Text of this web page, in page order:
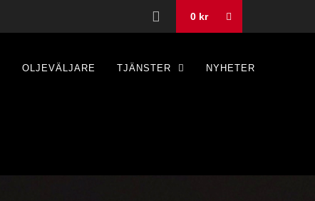
0 kr
OLJEVÄLJARE TJÄNSTER NYHETER